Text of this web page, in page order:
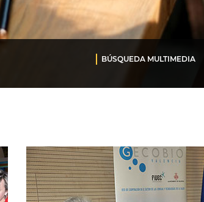
BÚSQUEDA MULTIMEDIA